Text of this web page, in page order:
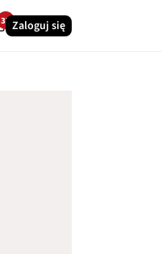
37Zaloguj się